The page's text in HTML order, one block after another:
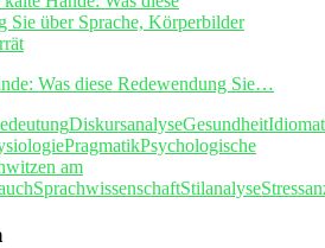
Was diese Redewendung Sie…
DiskursanalyseGesundheit
PragmatikPsychologische
am
SprachwissenschaftStilanalyse